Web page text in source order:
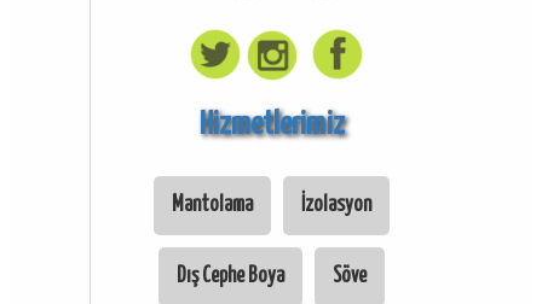
Hizmetlerimiz
Mantolama İzolasyon
Dış Cephe Boya Söve